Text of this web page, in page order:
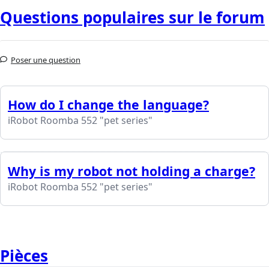
Questions populaires sur le forum
Poser une question
How do I change the language?
iRobot Roomba 552 "pet series"
Why is my robot not holding a charge?
iRobot Roomba 552 "pet series"
Pièces